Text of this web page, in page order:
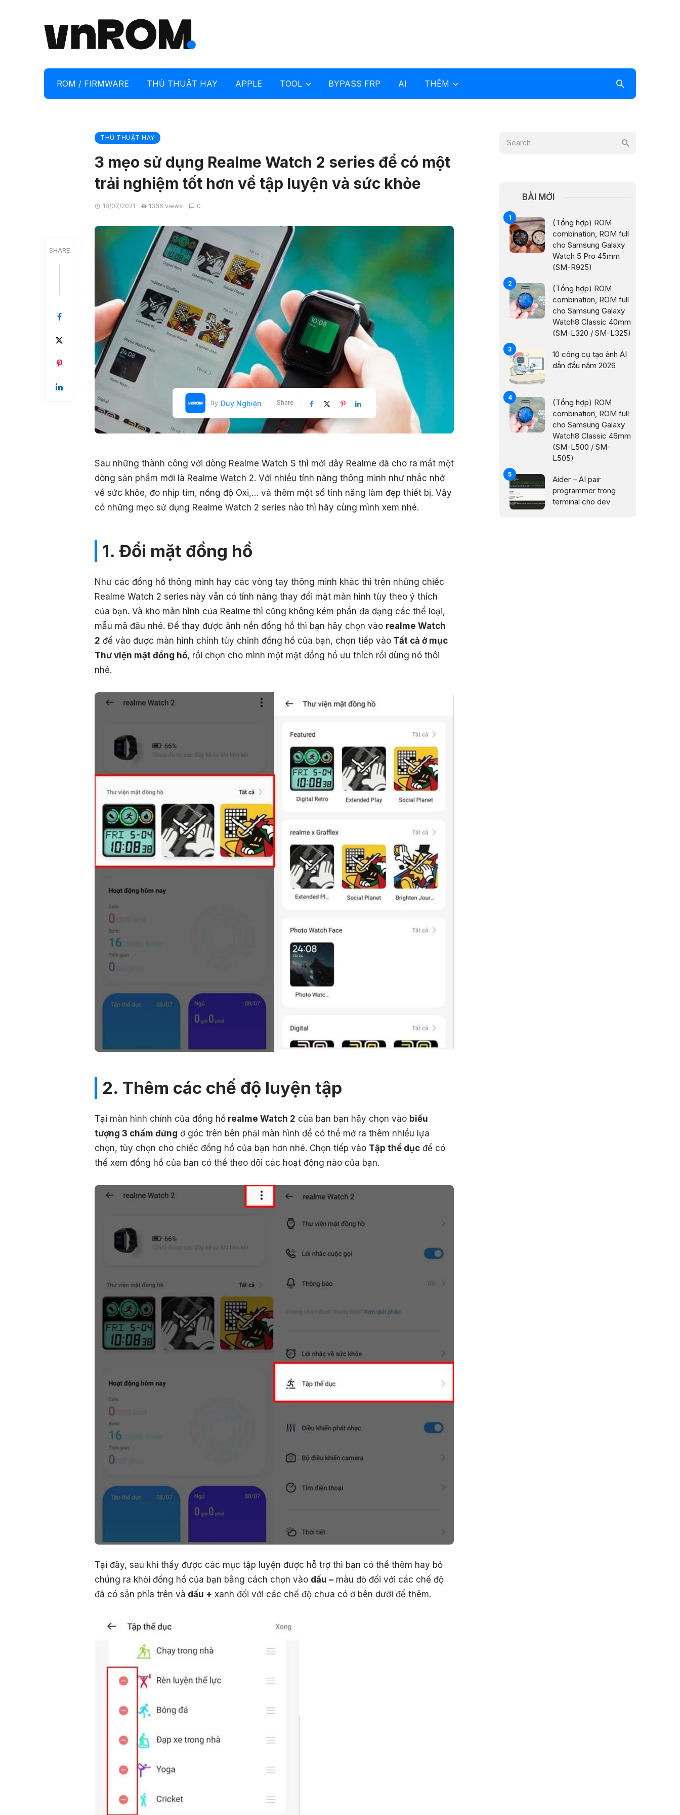
ROM / FIRMWARE THỦ THUẬT HAY APPLE TOOL BYPASS FRP AI THÊM
THỦ THUẬT HAY
3 mẹo sử dụng Realme Watch 2 series để có một
trải nghiệm tốt hơn về tập luyện và sức khỏe
18/07/2021 1366 views 0
SHARE
By Duy Nghiện Share
Sau những thành công với dòng Realme Watch S thì mới đây Realme đã cho ra mắt một
dòng sản phẩm mới là Realme Watch 2. Với nhiều tính năng thông minh như nhắc nhở
về sức khỏe, đo nhịp tim, nồng độ Oxi,… và thêm một số tính năng làm đẹp thiết bị. Vậy
có những mẹo sử dụng Realme Watch 2 series nào thì hãy cùng mình xem nhé.
1. Đổi mặt đồng hồ
Như các đồng hồ thông minh hay các vòng tay thông minh khác thì trên những chiếc
Realme Watch 2 series này vẫn có tính năng thay đổi mặt màn hình tùy theo ý thích
của bạn. Và kho màn hình của Realme thì cũng không kém phần đa dạng các thể loại,
mẫu mã đâu nhé. Để thay được ảnh nền đồng hồ thì bạn hãy chọn vào realme Watch
2 để vào được màn hình chính tùy chỉnh đồng hồ của bạn, chọn tiếp vào Tất cả ở mục
Thư viện mặt đồng hồ, rồi chọn cho mình một mặt đồng hồ ưu thích rồi dùng nó thôi
nhé.
2. Thêm các chế độ luyện tập
Tại màn hình chính của đồng hồ realme Watch 2 của bạn bạn hãy chọn vào biểu
tượng 3 chấm đứng ở góc trên bên phải màn hình để có thể mở ra thêm nhiều lựa
chọn, tùy chọn cho chiếc đồng hồ của bạn hơn nhé. Chọn tiếp vào Tập thể dục để có
thể xem đồng hồ của bạn có thể theo dõi các hoạt động nào của bạn.
Tại đây, sau khi thấy được các mục tập luyện được hỗ trợ thì bạn có thể thêm hay bỏ
chúng ra khỏi đồng hồ của bạn bằng cách chọn vào dấu – màu đỏ đối với các chế độ
đã có sẵn phía trên và dấu + xanh đối với các chế độ chưa có ở bên dưới để thêm.
BÀI MỚI
(Tổng hợp) ROM
combination, ROM full
cho Samsung Galaxy
Watch 5 Pro 45mm
(SM-R925)
(Tổng hợp) ROM
combination, ROM full
cho Samsung Galaxy
Watch8 Classic 40mm
(SM-L320 / SM-L325)
10 công cụ tạo ảnh AI
dẫn đầu năm 2026
(Tổng hợp) ROM
combination, ROM full
cho Samsung Galaxy
Watch8 Classic 46mm
(SM-L500 / SM-
L505)
Aider – AI pair
programmer trong
terminal cho dev